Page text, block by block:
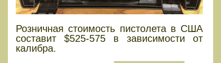
Розничная стоимость пистолета в США
составит $525-575 в зависимости от
калибра.